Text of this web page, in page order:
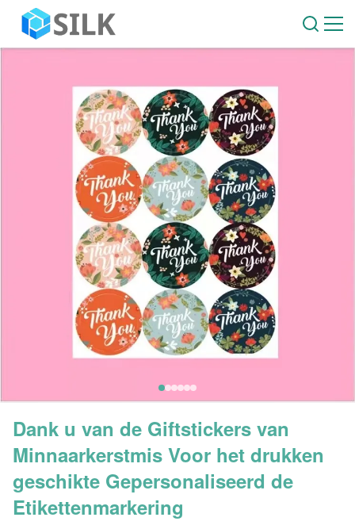
Dank u van de Giftstickers van
Minnaarkerstmis Voor het drukken
geschikte Gepersonaliseerd de
Etikettenmarkering